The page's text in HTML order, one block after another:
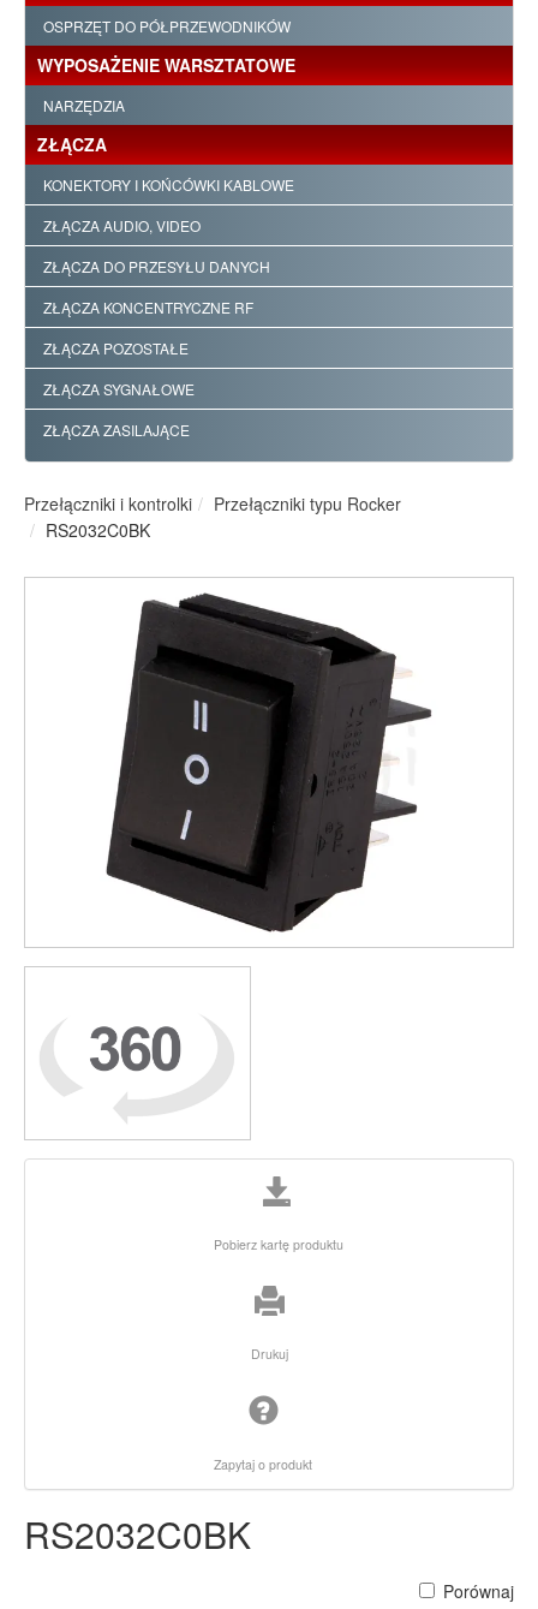
OSPRZĘT DO PÓŁPRZEWODNIKÓW
WYPOSAŻENIE WARSZTATOWE
NARZĘDZIA
ZŁĄCZA
KONEKTORY I KOŃCÓWKI KABLOWE
ZŁĄCZA AUDIO, VIDEO
ZŁĄCZA DO PRZESYŁU DANYCH
ZŁĄCZA KONCENTRYCZNE RF
ZŁĄCZA POZOSTAŁE
ZŁĄCZA SYGNAŁOWE
ZŁĄCZA ZASILAJĄCE
Przełączniki i kontrolki
Przełączniki typu Rocker
RS2032C0BK
Pobierz kartę produktu
Drukuj
Zapytaj o produkt
RS2032C0BK
Porównaj